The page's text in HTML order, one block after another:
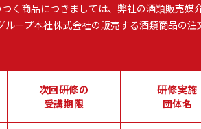
く商品につきましては、弊社の酒類販売媒
ループ本社株式会社の販売する酒類商品の注
次回研修の
受講期限
研修実施
団体名